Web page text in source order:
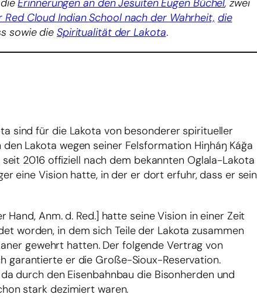
Red Cloud Indian School nach der Wahrheit, die
sowie die Spiritualität der Lakota.
sind für die Lakota von besonderer spiritueller
Lakota wegen seiner Felsformation Hiŋháŋ Káǧa
2016 offiziell nach dem bekannten Oglala-Lakota
eine Vision hatte, in der er dort erfuhr, dass er sein
Anm. d. Red.] hatte seine Vision in einer Zeit
worden, in dem sich Teile der Lakota zusammen
gewehrt hatten. Der folgende Vertrag von
garantierte er die Große-Sioux-Reservation.
durch den Eisenbahnbau die Bisonherden und
stark dezimiert waren.